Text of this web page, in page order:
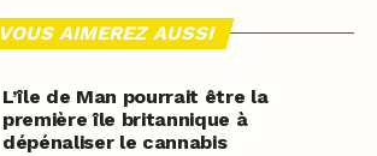
VOUS AIMEREZ AUSSI
L’île de Man pourrait être la
première île britannique à
dépénaliser le cannabis